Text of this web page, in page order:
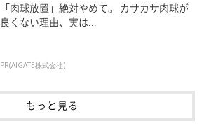
「肉球放置」絶対やめて。 カサカサ肉球が
良くない理由、実は...
PR(AIGATE株式会社)
もっと見る